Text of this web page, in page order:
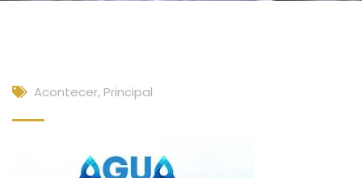
Acontecer, Principal